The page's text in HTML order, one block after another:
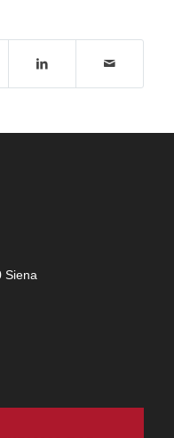
Siena